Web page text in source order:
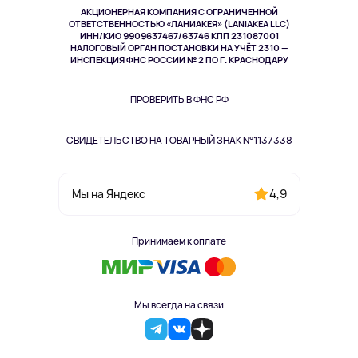
АКЦИОНЕРНАЯ КОМПАНИЯ С ОГРАНИЧЕННОЙ
ОТВЕТСТВЕННОСТЬЮ «ЛАНИАКЕЯ» (LANIAKEA LLC)
ИНН/КИО 9909637467/63746 КПП 231087001
НАЛОГОВЫЙ ОРГАН ПОСТАНОВКИ НА УЧЁТ 2310 —
ИНСПЕКЦИЯ ФНС РОССИИ № 2 ПО Г. КРАСНОДАРУ
ПРОВЕРИТЬ В ФНС РФ
СВИДЕТЕЛЬСТВО НА ТОВАРНЫЙ ЗНАК №1137338
Мы на Яндекс 4,9
Принимаем к оплате
Мы всегда на связи
Одежда и аксессуары